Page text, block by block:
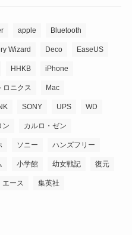
apple Bluetooth
Wizard Deco EaseUS
HHKB iPhone
ロニクス Mac
SONY UPS WD
ン カルロ・ゼン
ソニー ハンズフリー
小学館 幼女戦記 復元
ース 集英社